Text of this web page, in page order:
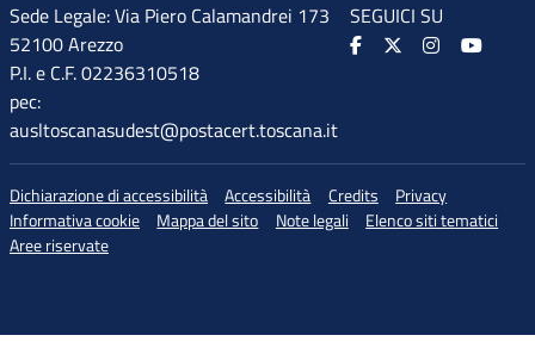
Sede Legale: Via Piero Calamandrei 173
52100 Arezzo
P.I. e C.F. 02236310518
pec:
ausltoscanasudest@postacert.toscana.it
SEGUICI SU
Dichiarazione di accessibilità Accessibilità Credits
Privacy
Informativa cookie
Mappa del sito Note legali
Elenco siti tematici
Aree riservate